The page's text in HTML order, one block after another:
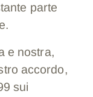
parte
e nostra,
accordo,
sui